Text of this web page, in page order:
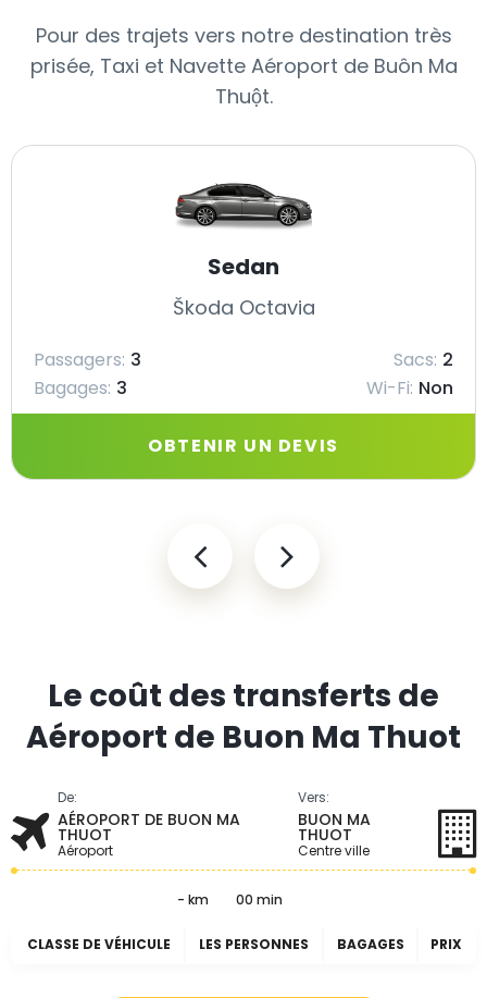
Pour des trajets vers notre destination très
prisée, Taxi et Navette Aéroport de Buôn Ma
Thuột.
Sedan
Škoda Octavia
Passagers: 3 Sacs: 2
Bagages: 3 Wi-Fi: Non
OBTENIR UN DEVIS
Le coût des transferts de
Aéroport de Buon Ma Thuot
De:
AÉROPORT DE BUON MA
THUOT
Aéroport
Vers:
BUON MA
THUOT
Centre ville
- km 00 min
CLASSE DE VÉHICULE LES PERSONNES BAGAGES PRIX